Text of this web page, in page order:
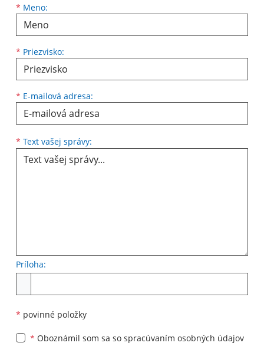
* Meno:
Meno
* Priezvisko:
Priezvisko
* E-mailová adresa:
E-mailová adresa
* Text vašej správy:
Príloha:
* povinné položky
* Oboznámil som sa so spracúvaním osobných údajov